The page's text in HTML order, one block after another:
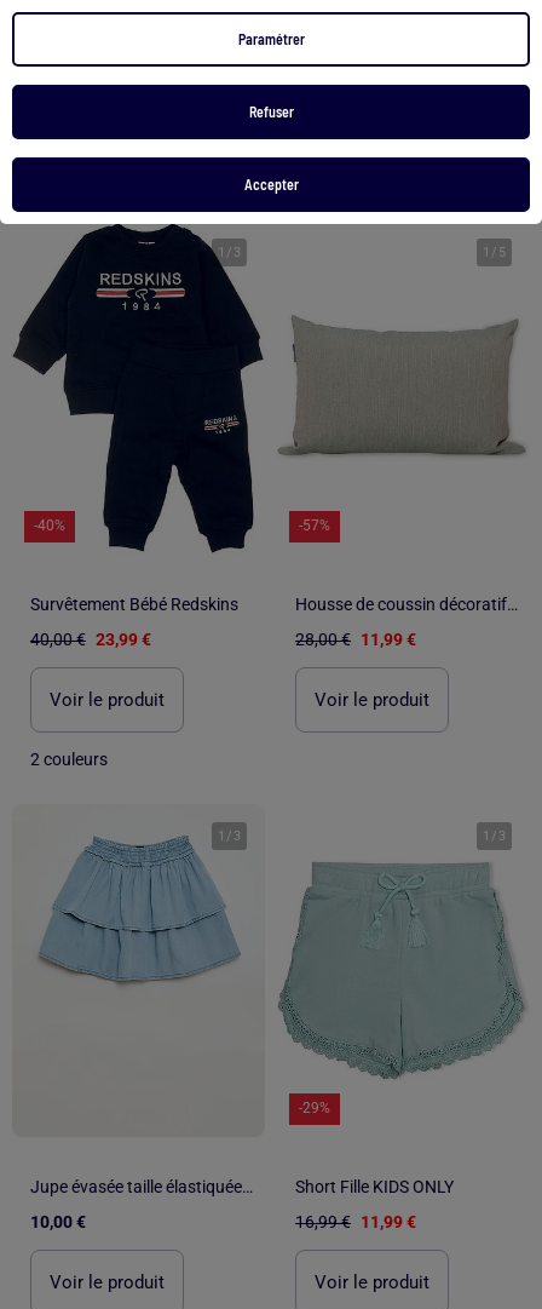
Paramétrer
Refuser
Accepter
Plaid en flanelle 'Stitch'
Jupe en jean avec taille paperbag et poches
1 / 3
-40%
Survêtement Bébé Redskins
40,00 € 23,99 €
Voir le produit
2 couleurs
1 / 5
-57%
Housse de coussin décoratif Twill "Happyfriday
28,00 € 11,99 €
Voir le produit
1 / 3
Jupe évasée taille élastiquée en coton
10,00 €
Voir le produit
1 / 3
-29%
Short Fille KIDS ONLY
16,99 € 11,99 €
Voir le produit